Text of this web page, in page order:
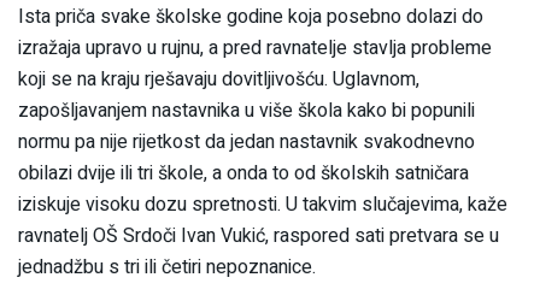
Ista priča svake školske godine koja posebno dolazi do
izražaja upravo u rujnu, a pred ravnatelje stavlja probleme
koji se na kraju rješavaju dovitljivošću. Uglavnom,
zapošljavanjem nastavnika u više škola kako bi popunili
normu pa nije rijetkost da jedan nastavnik svakodnevno
obilazi dvije ili tri škole, a onda to od školskih satničara
iziskuje visoku dozu spretnosti. U takvim slučajevima, kaže
ravnatelj OŠ Srdoči Ivan Vukić, raspored sati pretvara se u
jednadžbu s tri ili četiri nepoznanice.